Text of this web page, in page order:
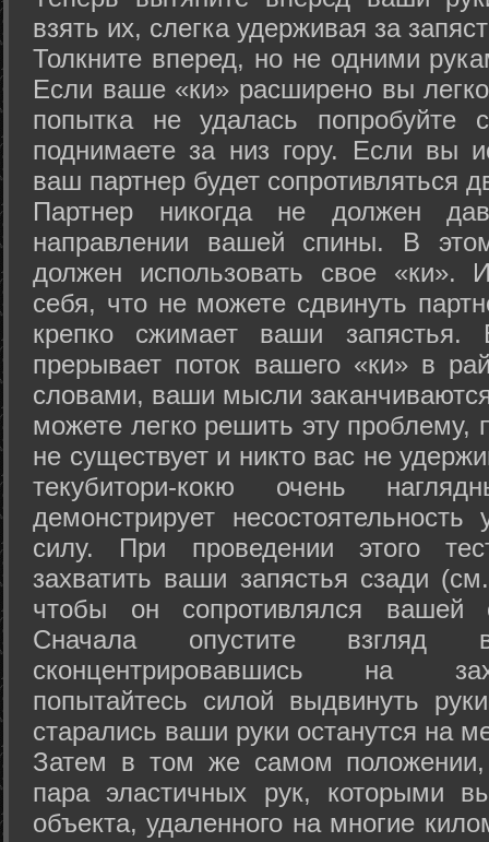
взять их, слегка удерживая за
Толкните вперед, но не одними
Если ваше «ки» расширено вы
попытка не удалась попробуйте
поднимаете за низ гору. Если вы
ваш партнер будет сопротивляться
Партнер никогда не должен
направлении вашей спины. В
должен использовать свое «ки».
себя, что не можете сдвинуть
крепко сжимает ваши запястья.
прерывает поток вашего «ки» в
словами, ваши мысли
можете легко решить эту проблему,
не существует и никто вас не
текубитори-кокю очень
демонстрирует
силу. При проведении этого
захватить ваши запястья сзади
чтобы он сопротивлялся вашей
Сначала опустите
сконцентрировавшись на
попытайтесь силой выдвинуть
старались ваши руки останутся на
Затем в том же самом положении,
пара эластичных рук, которыми
объекта, удаленного на многие